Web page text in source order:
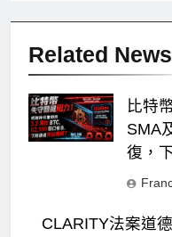
Related News
比特
SMA
復，
CLARITY法案道